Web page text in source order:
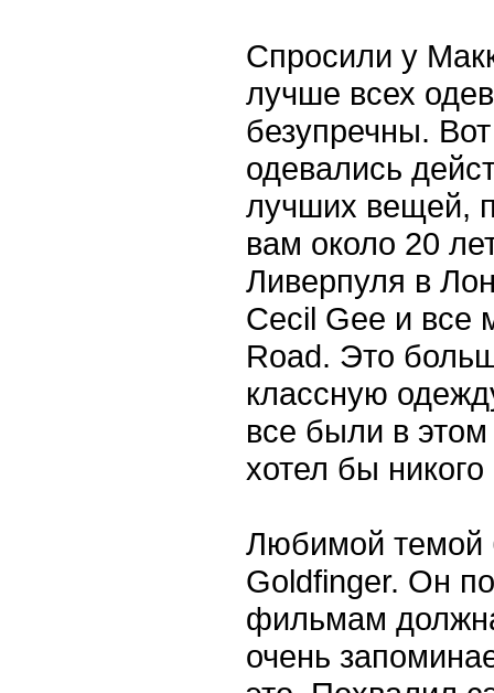
Спросили у
лучше всех
безупречны.
одевались
лучших вещей,
вам около 20
Ливерпуля в
Cecil Gee и все
Road. Это
классную
все были в
хотел бы
Любимой темой
Goldfinger. Он
фильмам
очень